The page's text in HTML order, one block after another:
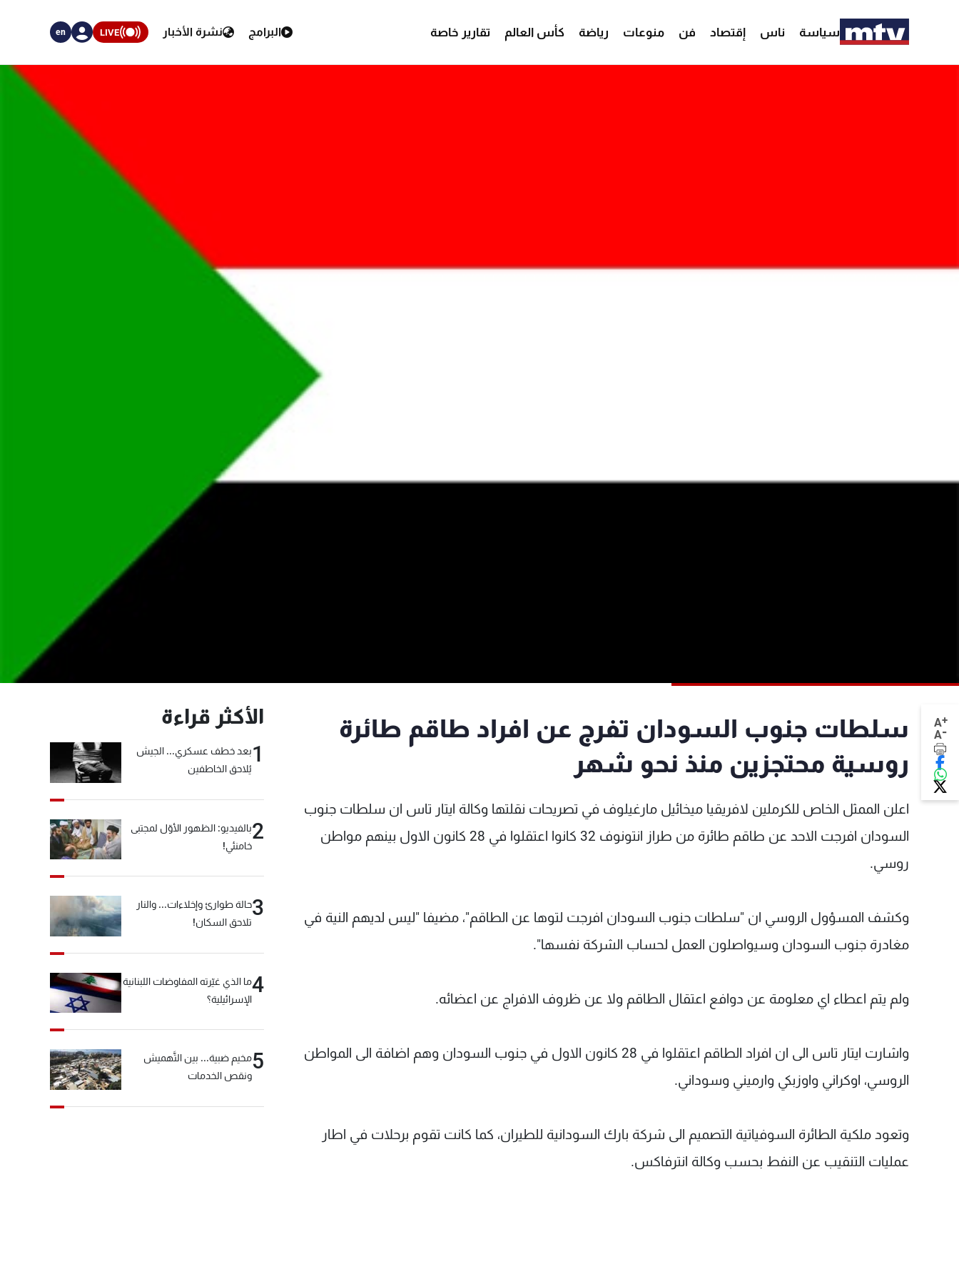
سياسة ناس إقتصاد فن منوعات رياضة كأس العالم تقارير خاصة البرامج نشرة الأخبار LIVE
en
A+
A-
سلطات جنوب السودان تفرج عن افراد طاقم طائرة
روسية محتجزين منذ نحو شهر
اعلن الممثل الخاص للكرملين لافريقيا ميخائيل مارغيلوف في تصريحات نقلتها وكالة ايتار تاس ان سلطات جنوب
السودان افرجت الاحد عن طاقم طائرة من طراز انتونوف 32 كانوا اعتقلوا في 28 كانون الاول بينهم مواطن
روسي.
وكشف المسؤول الروسي ان "سلطات جنوب السودان افرجت لتوها عن الطاقم"، مضيفا "ليس لديهم النية في
مغادرة جنوب السودان وسيواصلون العمل لحساب الشركة نفسها".
ولم يتم اعطاء اي معلومة عن دوافع اعتقال الطاقم ولا عن ظروف الافراج عن اعضائه.
واشارت ايتار تاس الى ان افراد الطاقم اعتقلوا في 28 كانون الاول في جنوب السودان وهم اضافة الى المواطن
الروسي، اوكراني واوزبكي وارميني وسوداني.
وتعود ملكية الطائرة السوفياتية التصميم الى شركة بارك السودانية للطيران، كما كانت تقوم برحلات في اطار
عمليات التنقيب عن النفط بحسب وكالة انترفاكس.
الأكثر قراءة
1بعد خطف عسكري... الجيش
يُلاحق الخاطفين
2بالفيديو: الظهور الأوّل لمجتبى
خامنئي!
3حالة طوارئ وإخلاءات... والنار
تلاحق السكان!
4ما الذي غيّرته المفاوضات اللبنانية
الإسرائيلية؟
5مخيم ضبية... بين التَّهميش
ونقص الخدمات